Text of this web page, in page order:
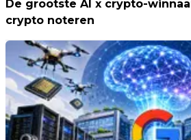
De grootste AI x crypto-
crypto noteren